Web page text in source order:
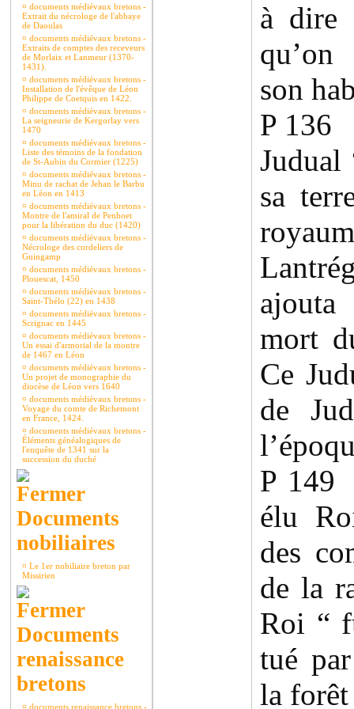
¤ documents médiévaux bretons -
Extrait du nécrologe de l'abbaye
de Daoulas
¤ documents médiévaux bretons -
Extraits de comptes des receveurs
de Morlaix et Lanmeur (1370-
1431).
¤ documents médiévaux bretons -
Installation de l'évêque de Léon
Philippe de Coetquis en 1422.
¤ documents médiévaux bretons -
La seigneurie de Kergorlay vers
1470
¤ documents médiévaux bretons -
Liste des témoins de la fondation
de St-Aubin du Cormier (1225)
¤ documents médiévaux bretons -
Minu de rachat de Jehan le Barbu
en Léon en 1413
¤ documents médiévaux bretons -
Montre de l'amiral de Penhoet
pour la libération du duc (1420)
¤ documents médiévaux bretons -
Nécrologe des cordeliers de
Guingamp
¤ documents médiévaux bretons -
Plouescat, 1450
¤ documents médiévaux bretons -
Saint-Thélo (22) en 1438
¤ documents médiévaux bretons -
Scrignac en 1445
¤ documents médiévaux bretons -
Un essai d'armorial de la montre
de 1467 en Léon
¤ documents médiévaux bretons -
Un projet de monographie du
diocèse de Léon vers 1640
¤ documents médiévaux bretons -
Voyage du comte de Richemont
en France, 1424.
¤ documents médiévaux bretons -
Éléments généalogiques de
l'enquête de 1341 sur la
succession du duché
Documents
nobiliaires
¤ Le 1er nobiliaire breton par
Missirien
Documents
renaissance
bretons
¤ documents renaissance bretons -
à dire
son
P 136
Judual
sa
mort
Ce
de
P
élu
des
de la
Roi “
tué
la forêt